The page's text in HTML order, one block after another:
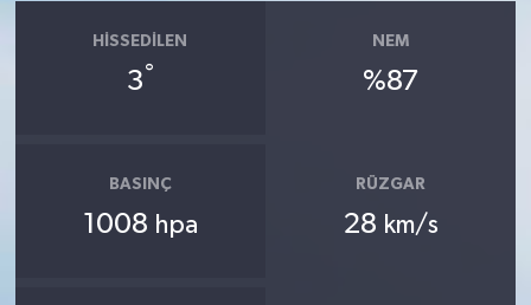
HISSEDILEN
3°
NEM
%87
BASINÇ
1008 hpa
RÜZGAR
28 km/s